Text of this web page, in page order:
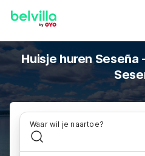
Huisje huren
Waar wil je naartoe?